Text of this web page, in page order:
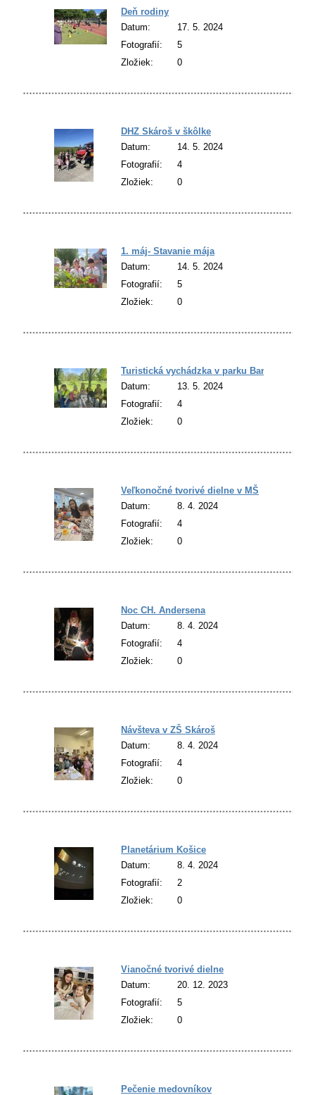
Deň rodiny
Datum:
17. 5. 2024
Fotografií:
5
Zložiek:
0
DHZ Skároš v škôlke
Datum:
14. 5. 2024
Fotografií:
4
Zložiek:
0
1. máj- Stavanie mája
Datum:
14. 5. 2024
Fotografií:
5
Zložiek:
0
Turistická vychádzka v parku Barca
Datum:
13. 5. 2024
Fotografií:
4
Zložiek:
0
Veľkonočné tvorivé dielne v MŠ
Datum:
8. 4. 2024
Fotografií:
4
Zložiek:
0
Noc CH. Andersena
Datum:
8. 4. 2024
Fotografií:
4
Zložiek:
0
Návšteva v ZŠ Skároš
Datum:
8. 4. 2024
Fotografií:
4
Zložiek:
0
Planetárium Košice
Datum:
8. 4. 2024
Fotografií:
2
Zložiek:
0
Vianočné tvorivé dielne
Datum:
20. 12. 2023
Fotografií:
5
Zložiek:
0
Pečenie medovníkov